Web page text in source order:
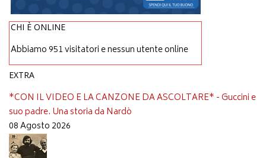
CHI È ONLINE
Abbiamo 951 visitatori e nessun utente online
EXTRA
*CON IL VIDEO E LA CANZONE DA ASCOLTARE* - Guccini e
suo padre. Una storia da Nardò
08 Agosto 2026